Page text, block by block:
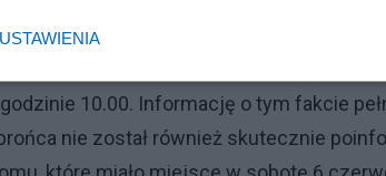
wątpliwości. Obrońca dziennikarza
10.00. Informację o tym fakcie
nie został również skutecznie
USTAWIENIA